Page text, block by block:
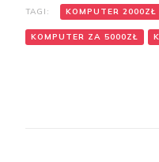
TAGI: KOMPUTER 2000ZŁ
KOMPUTER ZA 5000ZŁ